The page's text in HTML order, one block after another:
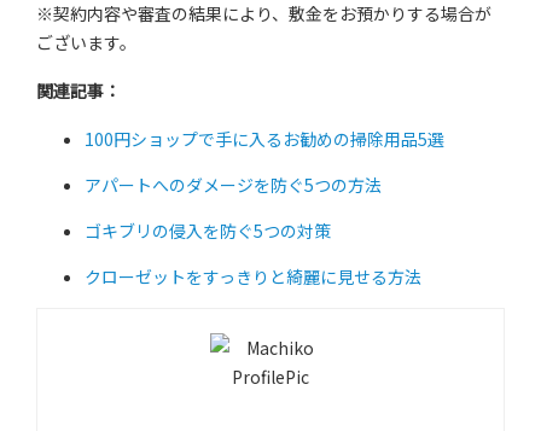
※契約内容や審査の結果により、敷金をお預かりする場合が
ございます。
関連記事：
100円ショップで手に入るお勧めの掃除用品5選
アパートへのダメージを防ぐ5つの方法
ゴキブリの侵入を防ぐ5つの対策
クローゼットをすっきりと綺麗に見せる方法